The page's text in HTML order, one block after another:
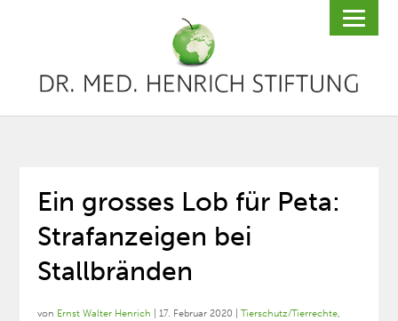
Ein grosses Lob für Peta:
Strafanzeigen bei
Stallbränden
von Ernst Walter Henrich |17. Februar 2020 |Tierschutz/Tierrechte,